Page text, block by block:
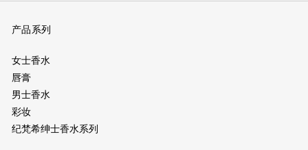
产品系列
女士香水
唇膏
男士香水
彩妆
纪梵希绅士香水系列